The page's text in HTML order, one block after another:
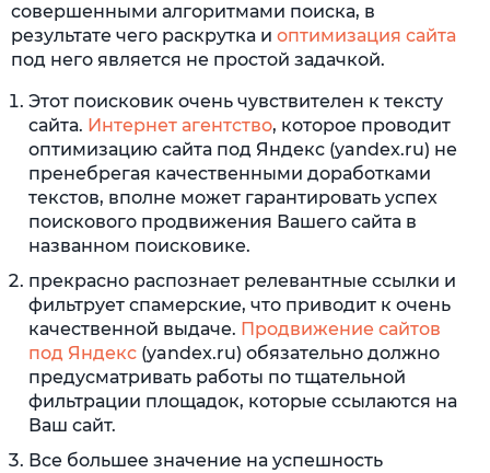
совершенными алгоритмами поиска, в
результате чего раскрутка и оптимизация сайта
под него является не простой задачкой.
Этот поисковик очень чувствителен к тексту
сайта. Интернет агентство, которое проводит
оптимизацию сайта под Яндекс (yandex.ru) не
пренебрегая качественными доработками
текстов, вполне может гарантировать успех
поискового продвижения Вашего сайта в
названном поисковике.
прекрасно распознает релевантные ссылки и
фильтрует спамерские, что приводит к очень
качественной выдаче. Продвижение сайтов
под Яндекс (yandex.ru) обязательно должно
предусматривать работы по тщательной
фильтрации площадок, которые ссылаются на
Ваш сайт.
Все большее значение на успешность